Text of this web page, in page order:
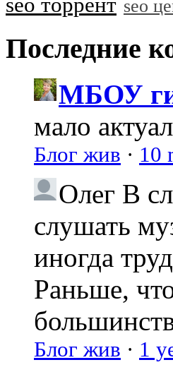
seo торрент seo
Последние
МБОУ
мало
Блог жив · 10
Олег В
слушать
иногда
Раньше,
Блог жив · 1